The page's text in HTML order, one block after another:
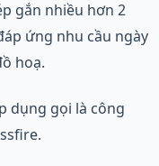
gắn nhiều hơn 2
ứng nhu cầu ngày
hoạ.
dụng gọi là công